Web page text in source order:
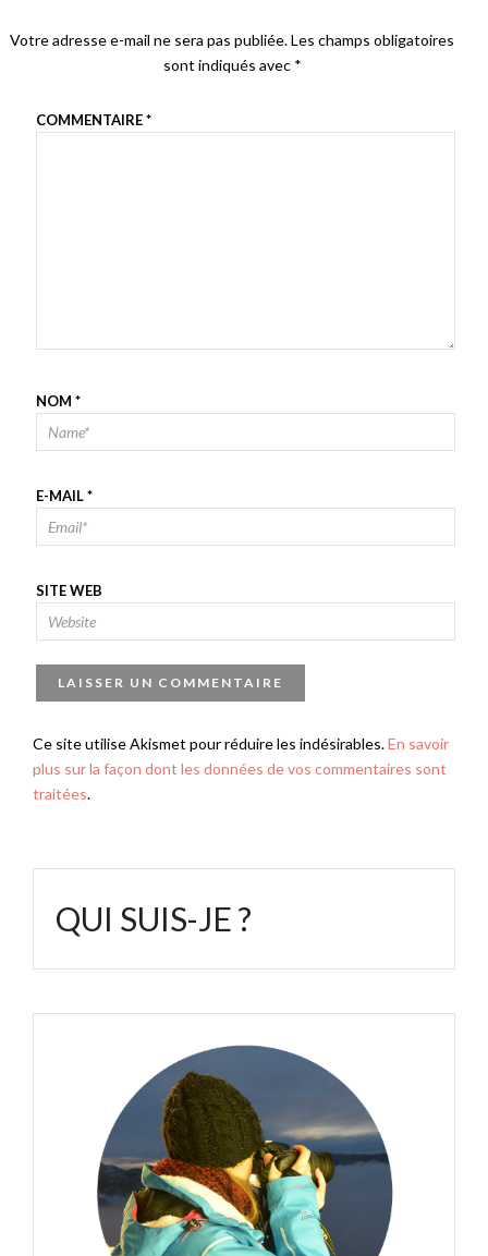
Votre adresse e-mail ne sera pas publiée.Les champs obligatoires
sont indiqués avec *
COMMENTAIRE*
NOM *
E-MAIL*
SITE WEB
Ce site utilise Akismet pour réduire les indésirables.En savoir
plus sur la façon dont les données de vos commentaires sont
traitées.
QUI SUIS-JE ?